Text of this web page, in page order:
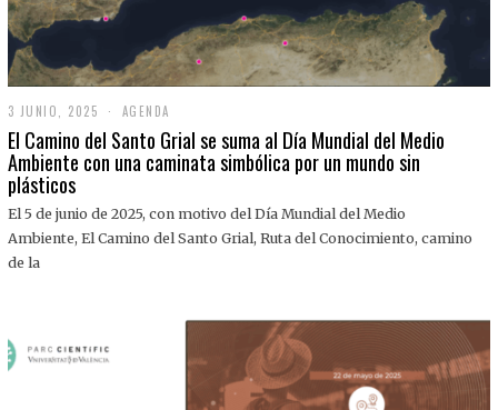
3 JUNIO, 2025
J
U
N
,
0
AGENDA
El Camino del Santo Grial se suma al Día Mundial del Medio
Ambiente con una caminata simbólica por un mundo sin
plásticos
El 5 de junio de 2025, con motivo del Día Mundial del Medio
Ambiente, El Camino del Santo Grial, Ruta del Conocimiento, camino
de la